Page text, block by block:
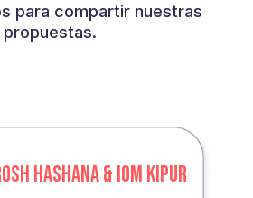
para compartir nuestras
propuestas.
HASHANA & IOM KIPUR